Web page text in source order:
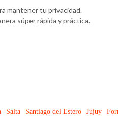
mantener tu privacidad.
súper rápida y práctica.
Salta Santiago del Estero Jujuy